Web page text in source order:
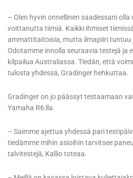
– Olen hyvin onnellinen saadessani
voittanutta tiimiä. Kaikki ihmiset
ammattitaitoisia, mutta ilmapiiri tuntuu
Odotamme innolla seuraavia testejä ja
kilpailua Australiassa. Tiedän, että
tulosta yhdessä, Gradinger hehkuttaa.
Gradinger on jo päässyt testaamaan
Yamaha R6:lla.
– Saimme ajettua yhdessä pari
tiedämme mihin asioihin tarvitsee
talvitestejä, Kallio toteaa.